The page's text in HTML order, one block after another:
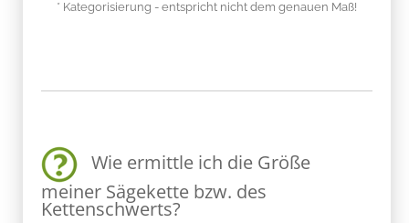
* Kategorisierung - entspricht nicht dem genauen Maß!
Wie ermittle ich die Größe
meiner Sägekette bzw. des
Kettenschwerts?